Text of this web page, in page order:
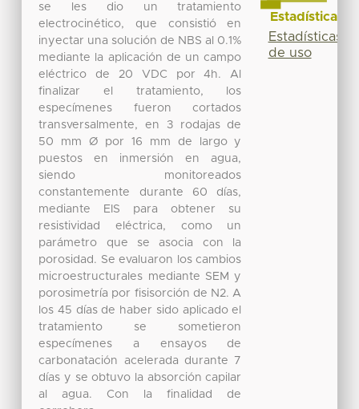
se les dio un tratamiento
electrocinético, que consistió en
inyectar una solución de NBS al 0.1%
mediante la aplicación de un campo
eléctrico de 20 VDC por 4h. Al
finalizar el tratamiento, los
especímenes fueron cortados
transversalmente, en 3 rodajas de
50 mm Ø por 16 mm de largo y
puestos en inmersión en agua,
siendo monitoreados
constantemente durante 60 días,
mediante EIS para obtener su
resistividad eléctrica, como un
parámetro que se asocia con la
porosidad. Se evaluaron los cambios
microestructurales mediante SEM y
porosimetría por fisisorción de N2. A
los 45 días de haber sido aplicado el
tratamiento se sometieron
especímenes a ensayos de
carbonatación acelerada durante 7
días y se obtuvo la absorción capilar
al agua. Con la finalidad de
Estadísticas
Estadísticas
de uso